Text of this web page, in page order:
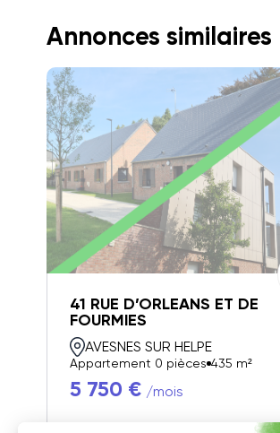
Annonces similaires
41 RUE D’ORLEANS ET DE
FOURMIES
AVESNES SUR HELPE
Appartement 0 pièces 435 m²
5 750 € /mois